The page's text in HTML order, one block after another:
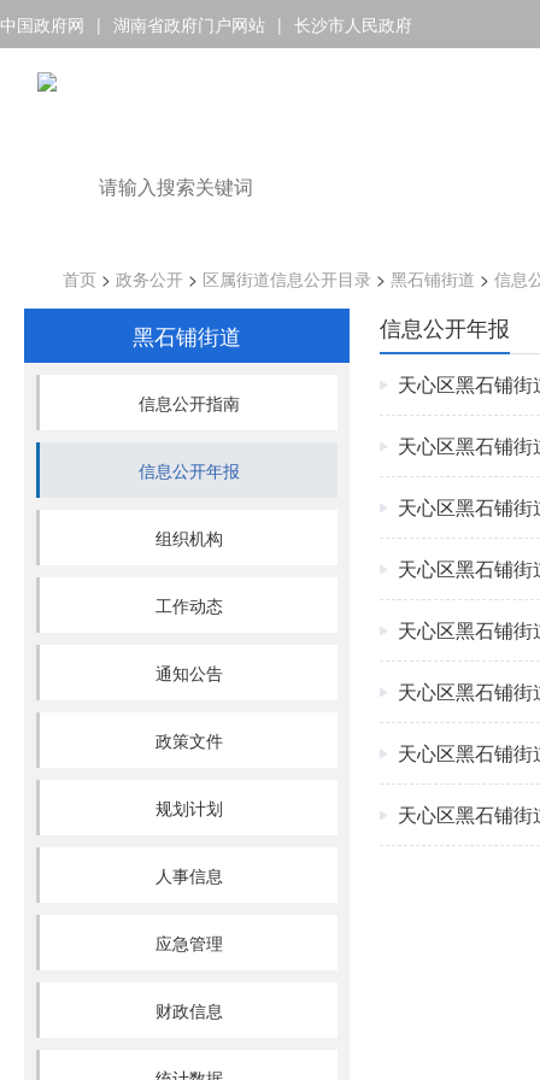
中国政府网 | 湖南省政府门户网站 | 长沙市人民政府
首页 > 政务公开 > 区属街道信息公开目录 > 黑石铺街道 > 信息
黑石铺街道
信息公开指南
信息公开年报
组织机构
工作动态
通知公告
政策文件
规划计划
人事信息
应急管理
财政信息
信息公开年报
天心区黑石铺
天心区黑石铺
天心区黑石铺
天心区黑石铺
天心区黑石铺
天心区黑石铺
天心区黑石铺
天心区黑石铺